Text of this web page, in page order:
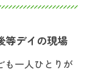
等デイの現場
も一人ひとりが